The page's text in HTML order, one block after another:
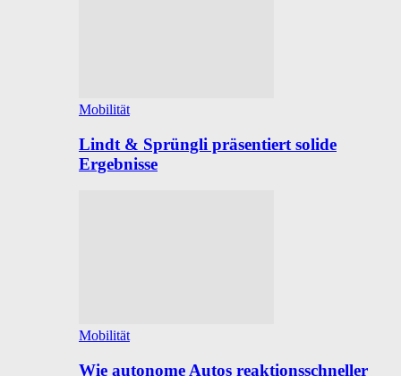
Mobilität
Lindt & Sprüngli präsentiert solide
Ergebnisse
Mobilität
Wie autonome Autos reaktionsschneller